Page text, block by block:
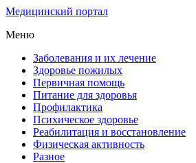
Медицинский портал
Меню
Заболевания и их лечение
Здоровье пожилых
Первичная помощь
Питание для здоровья
Профилактика
Психическое здоровье
Реабилитация и восстановление
Физическая активность
Разное